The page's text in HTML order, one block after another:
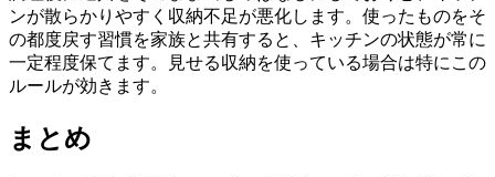
ンが散らかりやすく収納不足が悪化します。使ったものをそ
の都度戻す習慣を家族と共有すると、キッチンの状態が常に
一定程度保てます。見せる収納を使っている場合は特にこの
ルールが効きます。
まとめ